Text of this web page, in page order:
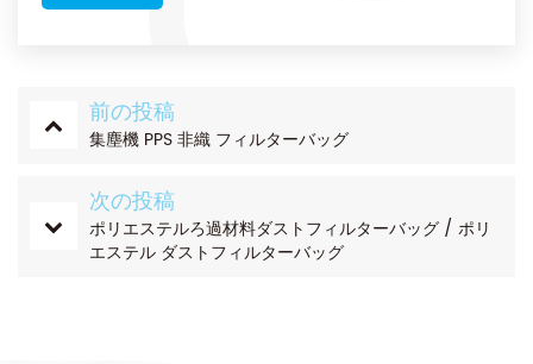
前の投稿
集塵機 PPS 非織 フィルターバッグ
次の投稿
ポリエステルろ過材料ダストフィルターバッグ / ポリ
エステル ダストフィルターバッグ